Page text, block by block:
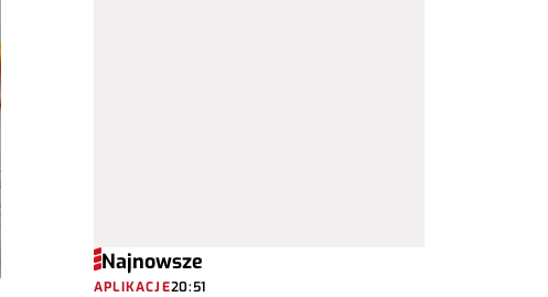
Najnowsze
APLIKACJE20:51